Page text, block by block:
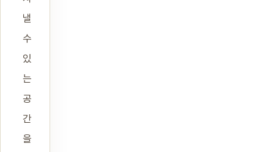
낼
수
있
는
공
간
을